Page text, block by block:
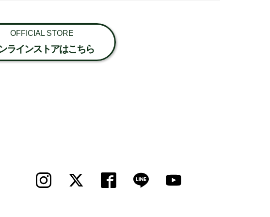
OFFICIAL STORE
ラインストアはこちら